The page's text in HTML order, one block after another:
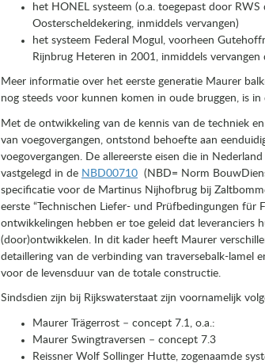
het HONEL systeem (o.a. toegepast door
Oosterscheldekering, inmiddels vervangen)
het systeem Federal Mogul, voorheen
Rijnbrug Heteren in 2001, inmiddels vervangen
Meer informatie over het eerste generatie Maurer
nog steeds voor kunnen komen in oude bruggen, is
Met de ontwikkeling van de kennis van de techniek
van voegovergangen, ontstond behoefte aan
voegovergangen. De allereerste eisen die in
vastgelegd in de NBD00710 (NBD= Norm
specificatie voor de Martinus Nijhofbrug bij
eerste “Technischen Liefer- und Prüfbedingungen für
ontwikkelingen hebben er toe geleid dat leveranciers
(door)ontwikkelen. In dit kader heeft Maurer
detaillering van de verbinding van traversebalk-lamel
voor de levensduur van de totale constructie.
Sindsdien zijn bij Rijkswaterstaat zijn voornamelijk
Maurer Trägerrost – concept 7.1, o.a.:
Maurer Swingtraversen – concept 7.3
Reissner Wolf Sollinger Hutte, zogenaamde